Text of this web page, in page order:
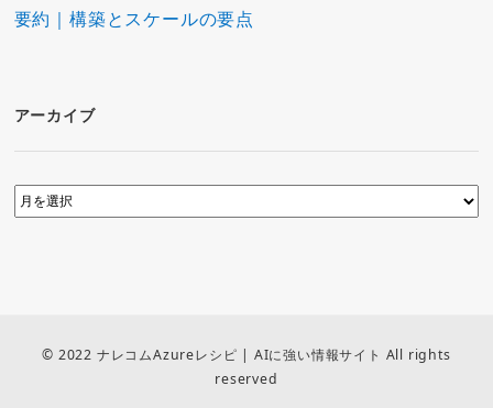
要約｜構築とスケールの要点
アーカイブ
© 2022 ナレコムAzureレシピ | AIに強い情報サイト All rights
reserved